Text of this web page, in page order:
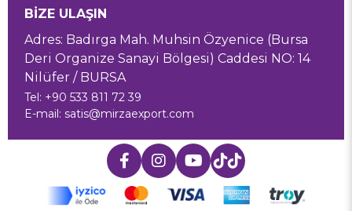
BİZE ULAŞIN
Adres: Badırga Mah. Muhsin Özyenice (Bursa
Deri Organize Sanayi Bölgesi) Caddesi NO: 14
Nilüfer / BURSA
Tel: +90 533 811 72 39
E-mail: satis@mirzaexport.com